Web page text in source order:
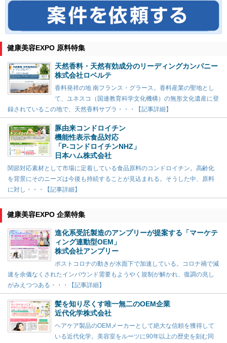
健康美容EXPO 原料特集
天然香料・天然有効成分のリーディングカンパニー
株式会社ロベルテ
香料発祥の地 南フランス・グラース。香料産業の聖地とし
て、ユネスコ（国連教育科学文化機構）の無形文化遺産に登
録されているこの地で、天然香料サプラ・・・【記事詳細】
豚由来コンドロイチン
機能性表示食品対応
「P-コンドロイチンNHZ」
日本ハム株式会社
関節対応素材として市場に定着している食品原料のコンドロイチン。高齢化
を背景にそのニーズは今後も持続することが見込まれる。そうした中、原料
に対し・・・【記事詳細】
健康美容EXPO 企業特集
進化系受託製造のアンプリーが提案する「マーケテ
ィング連動型OEM」
株式会社アンプリー
ポストコロナの動きが水面下で加速している。コロナ禍で減
速を余儀なくされたインバウンド需要もようやく規制が解かれ、復調の兆し
がみえつつある・・・【記事詳細】
髪を知り尽くす唯一無二のOEM企業
近代化学株式会社
ヘアケア製品のOEMメーカーとして絶大な信頼を獲得して
いる近代化学。美容室をルーツに90年以上の歴史を刻む同